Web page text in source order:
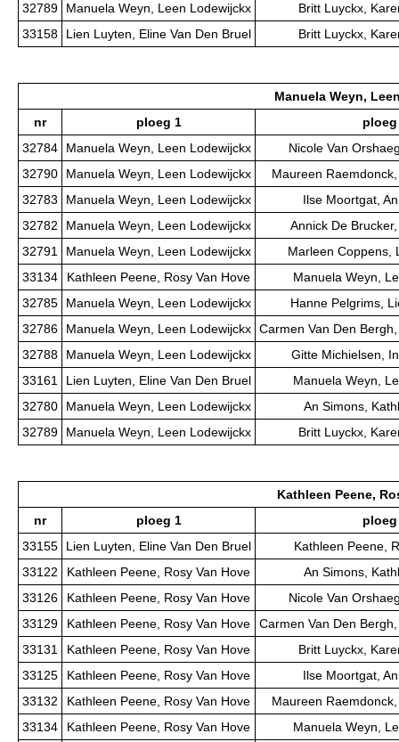
32789
Manuela Weyn, Leen Lodewijckx
Britt Luyckx,
33158
Lien Luyten, Eline Van Den Bruel Britt Luyckx,
Manuela Weyn,
nr
ploeg 1
ploeg
32784
Manuela Weyn, Leen Lodewijckx
Nicole Van
32790
Manuela Weyn, Leen Lodewijckx
Maureen
32783
Manuela Weyn, Leen Lodewijckx
Ilse Moortgat,
32782
Manuela Weyn, Leen Lodewijckx
Annick De
32791
Manuela Weyn, Leen Lodewijckx
Marleen Coppens,
33134
Kathleen Peene, Rosy Van Hove
Manuela Weyn,
32785
Manuela Weyn, Leen Lodewijckx
Hanne Pelgrims,
32786
Manuela Weyn, Leen Lodewijckx Carmen Van Den
32788
Manuela Weyn, Leen Lodewijckx
Gitte Michielsen,
33161
Lien Luyten, Eline Van Den Bruel
Manuela Weyn,
32780
Manuela Weyn, Leen Lodewijckx
An Simons,
32789
Manuela Weyn, Leen Lodewijckx Britt Luyckx,
Kathleen Peene,
nr
ploeg 1
ploeg
33155
Lien Luyten, Eline Van Den Bruel
Kathleen Peene,
33122
Kathleen Peene, Rosy Van Hove
An Simons,
33126
Kathleen Peene, Rosy Van Hove
Nicole Van
33129
Kathleen Peene, Rosy Van Hove
Carmen Van Den
33131
Kathleen Peene, Rosy Van Hove
Britt Luyckx,
33125
Kathleen Peene, Rosy Van Hove
Ilse Moortgat,
33132
Kathleen Peene, Rosy Van Hove
Maureen
33134
Kathleen Peene, Rosy Van Hove
Manuela Weyn,